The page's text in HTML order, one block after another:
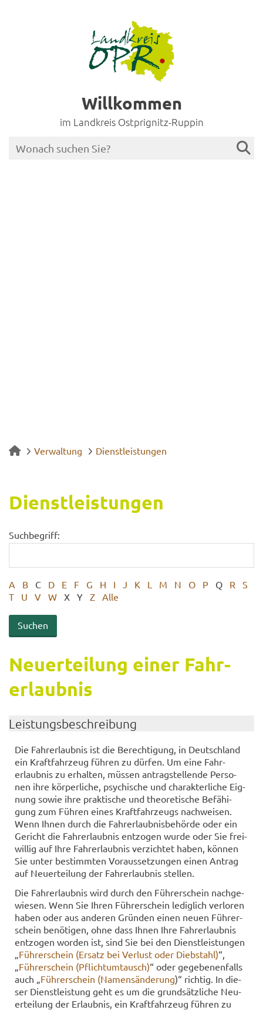
Willkommen
im Landkreis Ostprignitz-Ruppin
Verwaltung Dienstleistungen
Dienst­leis­tun­gen
Suchbegriff:
A B C D E F G H I J K L M N O P Q R
S
T
U V W X Y Z Alle
Neu­er­tei­lung einer Fahr­
erlaub­nis
Leis­tungs­be­schrei­bung
Die Fahr­erlaub­nis ist die Be­rech­ti­gung, in Deutsch­land
ein Kraft­fahr­zeug füh­ren zu dür­fen. Um eine Fahr­
erlaub­nis zu er­hal­ten, müs­sen an­trag­stel­len­de Per­so­
nen ihre kör­per­li­che, psy­chi­sche und cha­rak­ter­li­che Eig­
nung sowie ihre prak­ti­sche und theo­re­ti­sche Be­fä­hi­
gung zum Füh­ren eines Kraft­fahr­zeugs nach­wei­sen.
Wenn Ihnen durch die Fahr­erlaub­nis­be­hör­de oder ein
Ge­richt die Fahr­erlaub­nis ent­zo­gen wurde oder Sie frei­
wil­lig auf Ihre Fahr­erlaub­nis ver­zich­tet haben, kön­nen
Sie unter be­stimm­ten Vor­aus­set­zun­gen einen An­trag
auf Neu­er­tei­lung der Fahr­erlaub­nis stel­len.
Die Fahr­erlaub­nis wird durch den Füh­rer­schein nach­ge­
wie­sen. Wenn Sie Ihren Füh­rer­schein le­dig­lich ver­lo­ren
haben oder aus an­de­ren Grün­den einen neuen Füh­rer­
schein be­nö­ti­gen, ohne dass Ihnen Ihre Fahr­erlaub­nis
ent­zo­gen wor­den ist, sind Sie bei den Dienst­leis­tun­gen
„Füh­rer­schein (Er­satz bei Ver­lust oder Dieb­stahl)“,
„Füh­rer­schein (Pflicht­um­tausch)“ oder ge­ge­be­nen­falls
auch „Füh­rer­schein (Na­mens­än­de­rung)“ rich­tig. In die­
ser Dienst­leis­tung geht es um die grund­sätz­li­che Neu­
er­tei­lung der Er­laub­nis, ein Kraft­fahr­zeug füh­ren zu